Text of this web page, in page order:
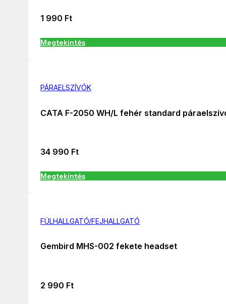
1 990 Ft
Megtekintés
PÁRAELSZÍVÓK
CATA F-2050 WH/L fehér standard
34 990 Ft
Megtekintés
FÜLHALLGATÓ/FEJHALLGATÓ
Gembird MHS-002 fekete headset
2 990 Ft